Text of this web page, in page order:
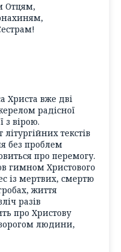
Отцям,
Христа вже дві
радісної
з вірою.
текстів
без проблем
про перемогу.
гимном Христового
із мертвих, смертю
життя
разів
про Христову
людини,